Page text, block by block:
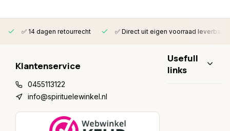
✅ 14 dagen retourrecht ✅ Direct uit eigen voorraad leverbaar
Klantenservice
0455113122
info@spirituelewinkel.nl
Usefull
links